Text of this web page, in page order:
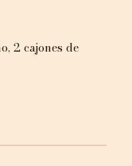
2 cajones de